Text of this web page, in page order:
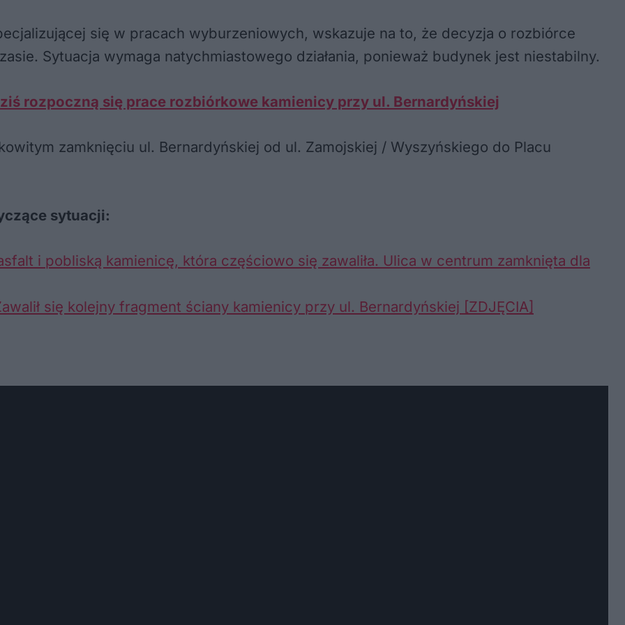
się w pracach wyburzeniowych, wskazuje na to, że decyzja o rozbiórce
Sytuacja wymaga natychmiastowego działania, ponieważ budynek jest niestabilny.
rozpoczną się prace rozbiórkowe kamienicy przy ul. Bernardyńskiej
zamknięciu ul. Bernardyńskiej od ul. Zamojskiej / Wyszyńskiego do Placu
sytuacji:
i pobliską kamienicę, która częściowo się zawaliła. Ulica w centrum zamknięta dla
się kolejny fragment ściany kamienicy przy ul. Bernardyńskiej [ZDJĘCIA]